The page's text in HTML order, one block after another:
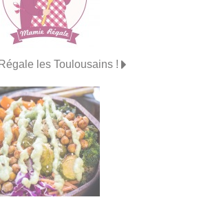
les Toulousains !